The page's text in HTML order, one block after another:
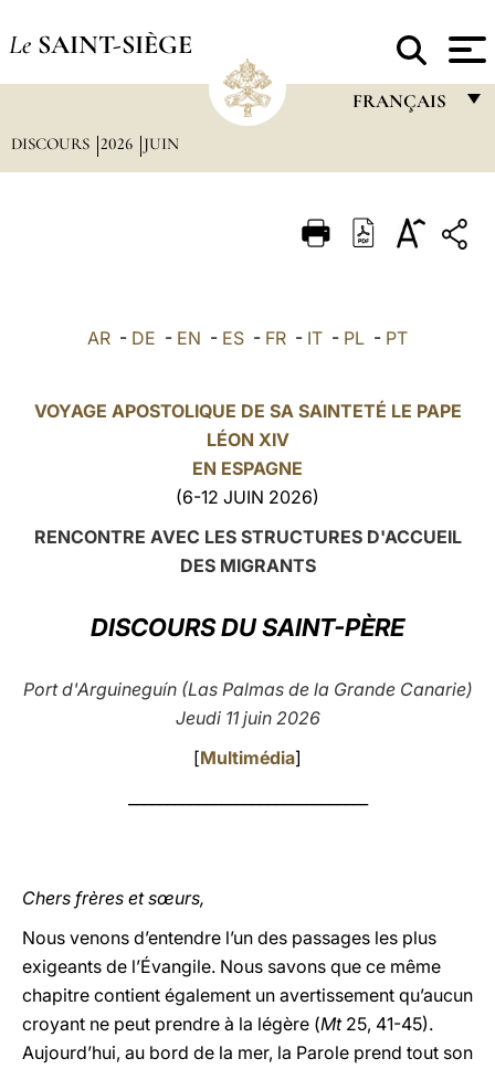
Le SAINT-SIÈGE
FRANÇAIS
ITALIANO
POLSKI
LATINE
DISCOURS 2026 JUIN
AR - DE - EN - ES - FR - IT - PL - PT
VOYAGE APOSTOLIQUE DE SA SAINTETÉ LE PAPE
LÉON XIV
EN ESPAGNE
(6-12 JUIN 2026)
RENCONTRE AVEC LES STRUCTURES D'ACCUEIL
DES MIGRANTS
DISCOURS DU SAINT-PÈRE
Port d'Arguineguín (Las Palmas de la Grande Canarie)
Jeudi 11 juin 2026
[Multimédia]
Chers frères et sœurs,
Nous venons d’entendre l’un des passages les plus
exigeants de l’Évangile. Nous savons que ce même
chapitre contient également un avertissement qu’aucun
croyant ne peut prendre à la légère (Mt25, 41-45).
Aujourd’hui, au bord de la mer, la Parole prend tout son